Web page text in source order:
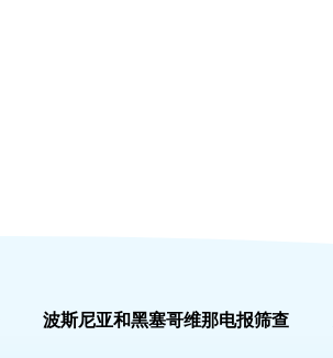
波斯尼亚和黑塞哥维那电报筛查